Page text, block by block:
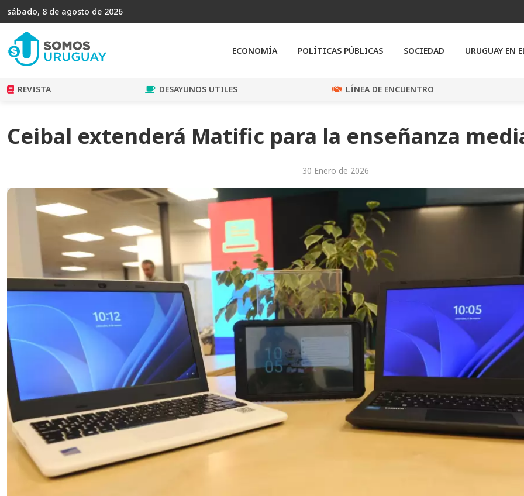
sábado, 8 de agosto de 2026
ECONOMÍA POLÍTICAS PÚBLICAS SOCIEDAD URUGUAY EN
REVISTA DESAYUNOS UTILES LÍNEA DE ENCUENTRO
Ceibal extenderá Matific para la enseñanza
30 Enero de 2026